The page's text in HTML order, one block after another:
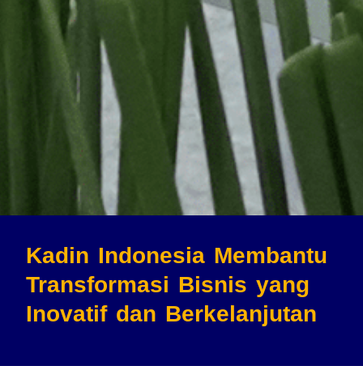
Kadin Indonesia Membantu
Transformasi Bisnis yang
Inovatif dan Berkelanjutan